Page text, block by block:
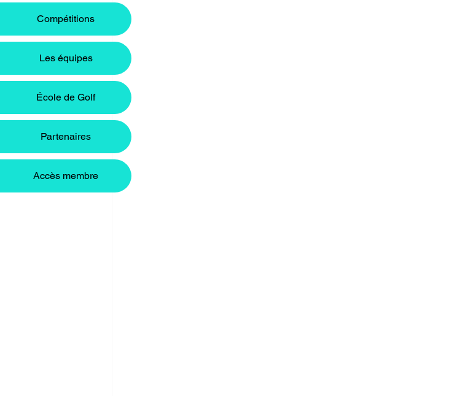
Compétitions
Les équipes
École de Golf
Partenaires
Accès membre